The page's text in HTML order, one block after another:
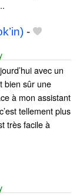
-
avec un
bien sûr une
à mon assistant
tellement plus
très facile à